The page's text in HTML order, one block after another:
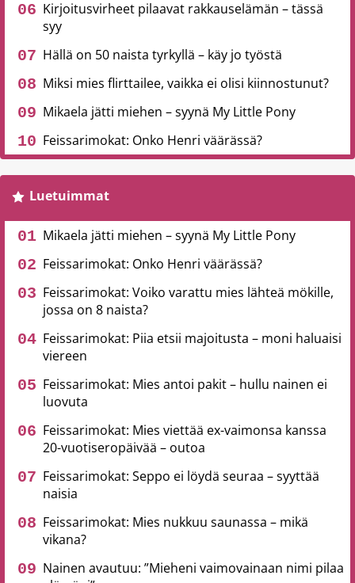
Kirjoitusvirheet pilaavat rakkauselämän – tässä
syy
Hällä on 50 naista tyrkyllä – käy jo työstä
Miksi mies flirttailee, vaikka ei olisi kiinnostunut?
Mikaela jätti miehen – syynä My Little Pony
Feissarimokat: Onko Henri väärässä?
Luetuimmat
Mikaela jätti miehen – syynä My Little Pony
Feissarimokat: Onko Henri väärässä?
Feissarimokat: Voiko varattu mies lähteä mökille,
jossa on 8 naista?
Feissarimokat: Piia etsii majoitusta – moni haluaisi
viereen
Feissarimokat: Mies antoi pakit – hullu nainen ei
luovuta
Feissarimokat: Mies viettää ex-vaimonsa kanssa
20-vuotiseropäivää – outoa
Feissarimokat: Seppo ei löydä seuraa – syyttää
naisia
Feissarimokat: Mies nukkuu saunassa – mikä
vikana?
Nainen avautuu: ”Mieheni vaimovainaan nimi pilaa